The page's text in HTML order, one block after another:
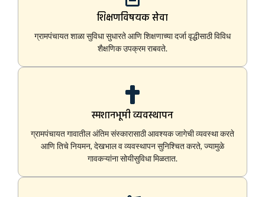
शिक्षणविषयक सेवा
ग्रामपंचायत शाळा सुविधा सुधारते आणि शिक्षणाच्या दर्जा वृद्धीसाठी विविध
शैक्षणिक उपक्रम राबवते.
स्मशानभूमी व्यवस्थापन
ग्रामपंचायत गावातील अंतिम संस्कारासाठी आवश्यक जागेची व्यवस्था करते
आणि तिचे नियमन, देखभाल व व्यवस्थापन सुनिश्चित करते, ज्यामुळे
गावकऱ्यांना सोयीसुविधा मिळतात.